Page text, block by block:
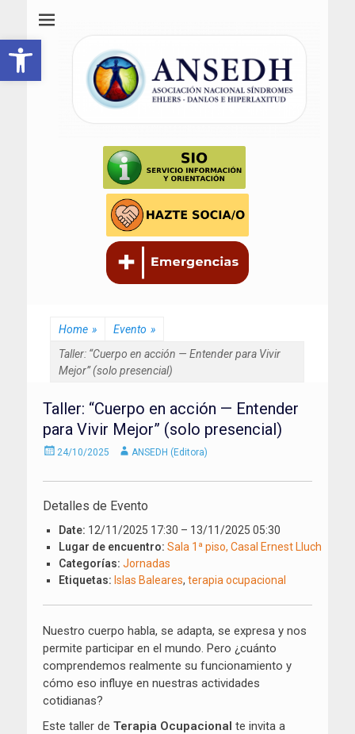
Abrir barra de herramientas
Home » Evento »
Taller: “Cuerpo en acción — Entender para Vivir
Mejor” (solo presencial)
Taller: “Cuerpo en acción — Entender
para Vivir Mejor” (solo presencial)
Enviado
24/10/2025 AutorANSEDH (Editora)
Detalles de Evento
Date: 12/11/2025 17:30 – 13/11/2025 05:30
Lugar de encuentro: Sala 1ª piso, Casal Ernest Lluch
Categorías: Jornadas
Etiquetas: Islas Baleares, terapia ocupacional
Nuestro cuerpo habla, se adapta, se expresa y nos
permite participar en el mundo. Pero ¿cuánto
comprendemos realmente su funcionamiento y
cómo eso influye en nuestras actividades
cotidianas?
Este taller de Terapia Ocupacional te invita a